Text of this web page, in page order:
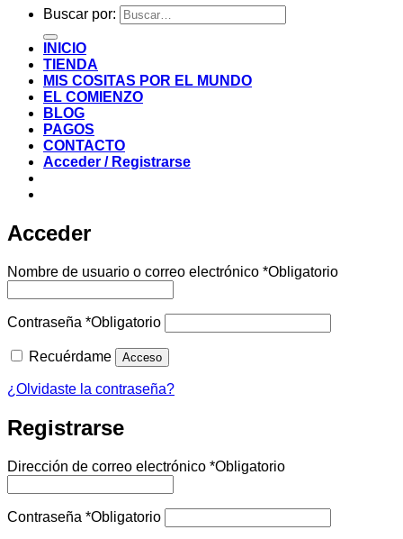
Buscar por:
INICIO
TIENDA
MIS COSITAS POR EL MUNDO
EL COMIENZO
BLOG
PAGOS
CONTACTO
Acceder / Registrarse
Acceder
Nombre de usuario o correo electrónico *Obligatorio
Contraseña *Obligatorio
Recuérdame Acceso
¿Olvidaste la contraseña?
Registrarse
Dirección de correo electrónico *Obligatorio
Contraseña *Obligatorio